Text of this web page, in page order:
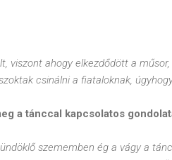
viszont ahogy elkezdődött a
csinálni a fiataloknak,
a tánccal kapcsolatos
szememben ég a vágy a